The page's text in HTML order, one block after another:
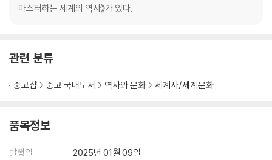
제 54. 영국 왕조의 변천 55. 무적함대의 격멸 56. 잔 다르크와 카트린 드
4. 영국 혁명 65. 청교도주의의 화신 66. 영국 산업 혁명 67. 철학자의 세
가지 모습
· 한눈에 보는 유럽의 탄생
옹 72. 모스크바의 불길 73. 회의는 춤춘다 74. 1848년의 파리, 빈, 베를
마스터하는 세계의 역사》가 있다.
관련 분류
중고샵 중고 국내도서 역사와 문화 세계사/세계문화
품목정보
발행일
2025년 01월 09일